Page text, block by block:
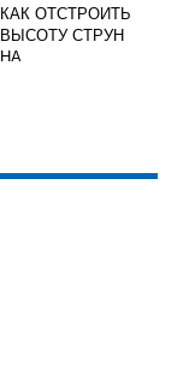
КАК ОТСТРОИТЬ
ВЫСОТУ СТРУН
НА